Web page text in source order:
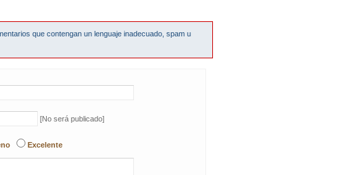
que contengan un lenguaje inadecuado, spam u
[No será publicado]
Excelente